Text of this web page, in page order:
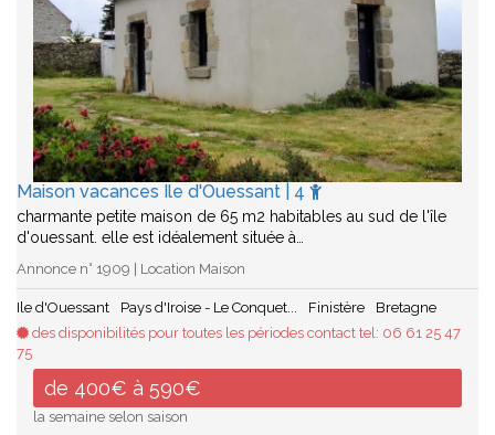
Maison vacances Ile d'Ouessant | 4
charmante petite maison de 65 m2 habitables au sud de l'île
d'ouessant. elle est idéalement située à…
Annonce n° 1909 | Location Maison
Ile d'Ouessant Pays d'Iroise - Le Conquet... Finistère
Bretagne
des disponibilités pour toutes les périodes contact tel: 06 61 25 47
75
de 400€ à 590€
la semaine selon saison